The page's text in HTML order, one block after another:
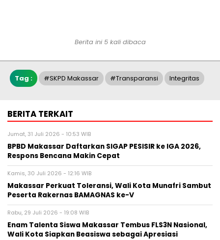
Berita ini 5 kali dibaca
Tag : #SKPD Makassar #transparansi Integritas
BERITA TERKAIT
Jumat, 31 Juli 2026 - 10:53 WIB
BPBD Makassar Daftarkan SIGAP PESISIR ke IGA 2026,
Respons Bencana Makin Cepat
Kamis, 30 Juli 2026 - 12:16 WIB
Makassar Perkuat Toleransi, Wali Kota Munafri Sambut
Peserta Rakernas BAMAGNAS ke-V
Rabu, 29 Juli 2026 - 19:08 WIB
Enam Talenta Siswa Makassar Tembus FLS3N Nasional,
Wali Kota Siapkan Beasiswa sebagai Apresiasi